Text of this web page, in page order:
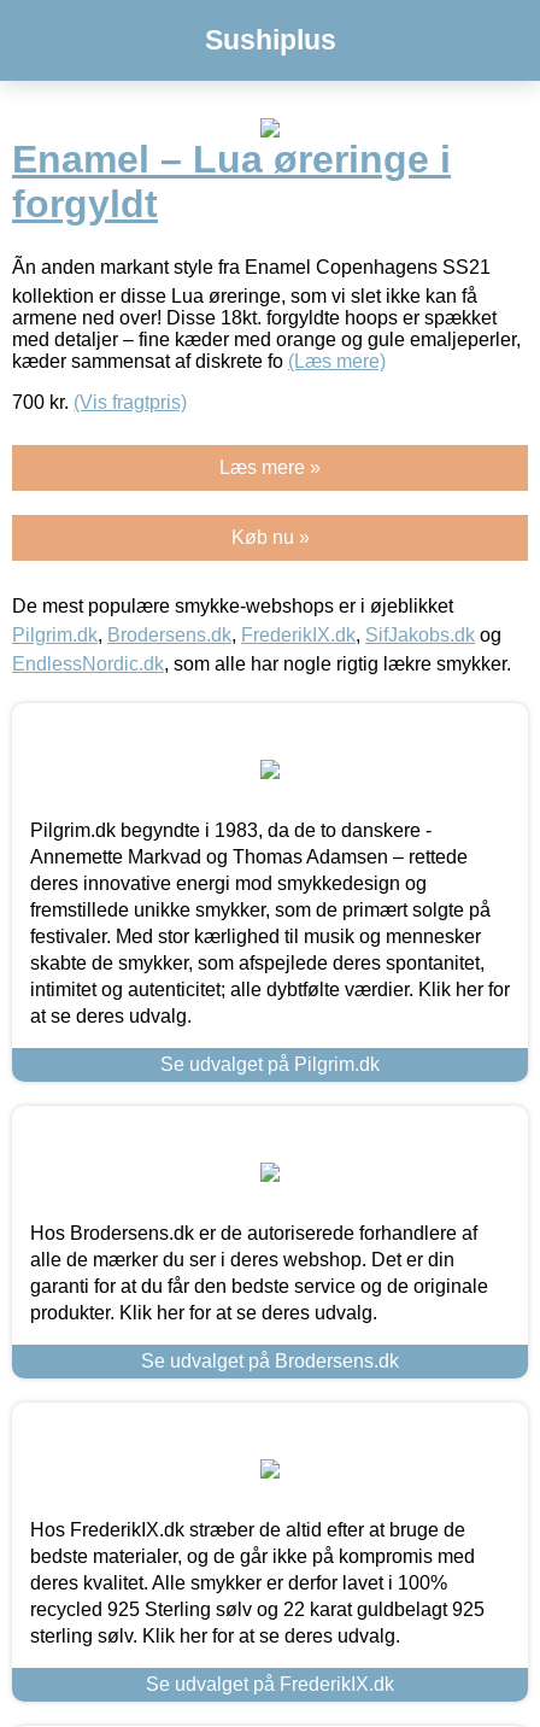
Sushiplus
Enamel – Lua øreringe i
forgyldt
Ãn anden markant style fra Enamel Copenhagens SS21
kollektion er disse Lua øreringe, som vi slet ikke kan få
armene ned over! Disse 18kt. forgyldte hoops er spækket
med detaljer – fine kæder med orange og gule emaljeperler,
kæder sammensat af diskrete fo (Læs mere)
700 kr. (Vis fragtpris)
Læs mere »
Køb nu »
De mest populære smykke-webshops er i øjeblikket
Pilgrim.dk, Brodersens.dk, FrederikIX.dk, SifJakobs.dk og
EndlessNordic.dk, som alle har nogle rigtig lækre smykker.
Pilgrim.dk begyndte i 1983, da de to danskere -
Annemette Markvad og Thomas Adamsen – rettede
deres innovative energi mod smykkedesign og
fremstillede unikke smykker, som de primært solgte på
festivaler. Med stor kærlighed til musik og mennesker
skabte de smykker, som afspejlede deres spontanitet,
intimitet og autenticitet; alle dybtfølte værdier. Klik her for
at se deres udvalg.
Se udvalget på Pilgrim.dk
Hos Brodersens.dk er de autoriserede forhandlere af
alle de mærker du ser i deres webshop. Det er din
garanti for at du får den bedste service og de originale
produkter. Klik her for at se deres udvalg.
Se udvalget på Brodersens.dk
Hos FrederikIX.dk stræber de altid efter at bruge de
bedste materialer, og de går ikke på kompromis med
deres kvalitet. Alle smykker er derfor lavet i 100%
recycled 925 Sterling sølv og 22 karat guldbelagt 925
sterling sølv. Klik her for at se deres udvalg.
Se udvalget på FrederikIX.dk